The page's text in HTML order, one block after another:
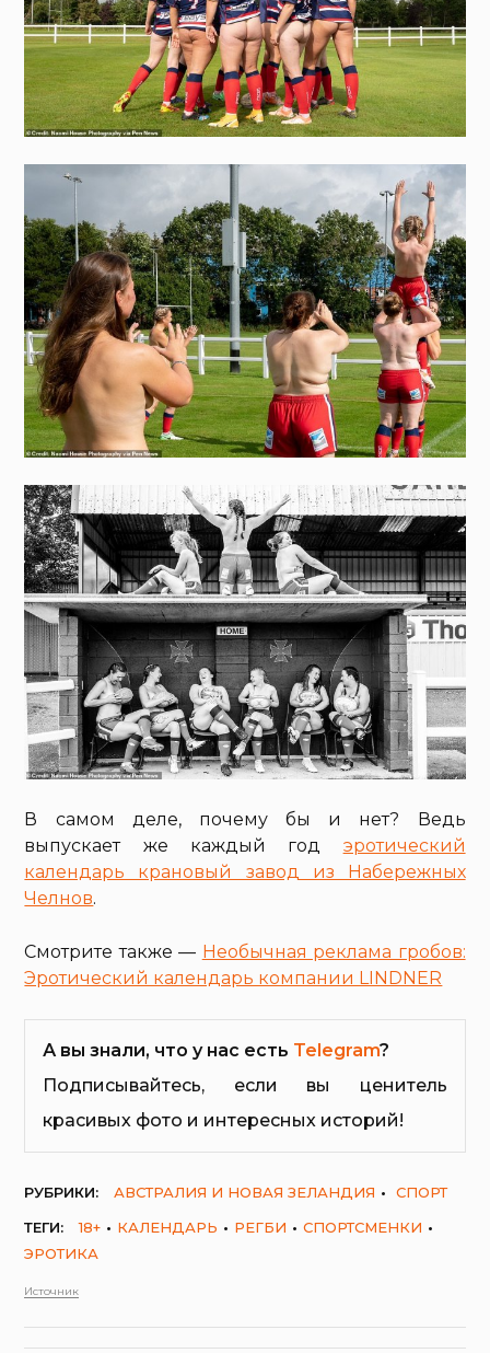
В самом деле, почему бы и нет? Ведь
выпускает же каждый год эротический
календарь крановый завод из Набережных
Челнов.
Смотрите также — Необычная реклама гробов:
Эротический календарь компании LINDNER
А вы знали, что у нас есть Telegram?
Подписывайтесь, если вы ценитель
красивых фото и интересных историй!
РУБРИКИ: АВСТРАЛИЯ И НОВАЯ ЗЕЛАНДИЯ
СПОРТ
ТЕГИ:
18+ КАЛЕНДАРЬ РЕГБИ
СПОРТСМЕНКИ
ЭРОТИКА
Источник